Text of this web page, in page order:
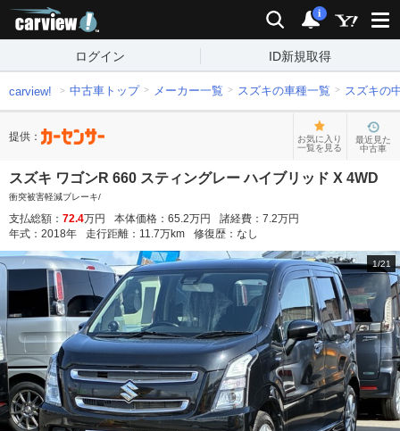
検索 通知
i
ログイン ID新規取得
carview! 中古車トップ メーカー一覧 スズキの車種一覧 スズキの
提供：
お気に入り
一覧を見る
最近見た
中古車
スズキ ワゴンR 660 スティングレー ハイブリッド X 4WD
衝突被害軽減ブレーキ/
支払総額： 72.4万円 本体価格： 65.2万円 諸経費： 7.2万円
年式： 2018年 走行距離： 11.7万km 修復歴： なし
1/21